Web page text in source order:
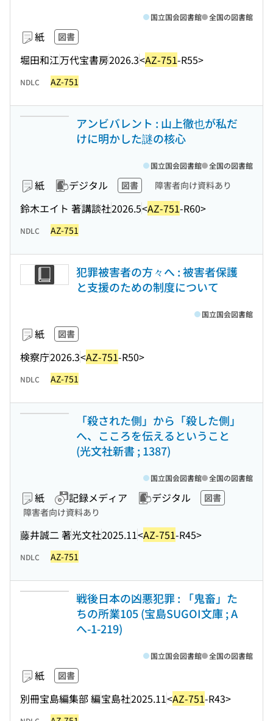
紙 図書
堀田和江万代宝書房2026.3<AZ-751-R55>
国立国会図書館 全国の図書館
NDLC AZ-751
アンビバレント : 山上徹也が私だ
けに明かした謎の核心
紙 デジタル 図書 障害者向け資料あり
鈴木エイト 著講談社2026.5<AZ-751-R60>
国立国会図書館 全国の図書館
NDLC AZ-751
犯罪被害者の方々へ : 被害者保護
と支援のための制度について
紙 図書
検察庁2026.3<AZ-751-R50>
国立国会図書館
NDLC AZ-751
「殺された側」から「殺した側」
へ、こころを伝えるということ
(光文社新書 ; 1387)
紙 記録メディア デジタル
図書
障害者向け資料あり
藤井誠二 著光文社2025.11<AZ-751-R45>
国立国会図書館 全国の図書館
NDLC AZ-751
戦後日本の凶悪犯罪 : 「鬼畜」た
ちの所業105 (宝島SUGOI文庫 ; A
へ-1-219)
紙 図書
別冊宝島編集部 編宝島社2025.11<AZ-751-R43>
国立国会図書館 全国の図書館